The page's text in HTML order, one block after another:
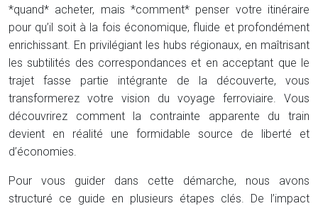
*quand* acheter, mais *comment* penser votre itinéraire
pour qu’il soit à la fois économique, fluide et profondément
enrichissant. En privilégiant les hubs régionaux, en maîtrisant
les subtilités des correspondances et en acceptant que le
trajet fasse partie intégrante de la découverte, vous
transformerez votre vision du voyage ferroviaire. Vous
découvrirez comment la contrainte apparente du train
devient en réalité une formidable source de liberté et
d’économies.
Pour vous guider dans cette démarche, nous avons
structuré ce guide en plusieurs étapes clés. De l’impact